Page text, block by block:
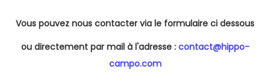
Vous pouvez nous contacter via le formulaire ci dessous
ou directement par mail à l'adresse : contact@hippo-
campo.com